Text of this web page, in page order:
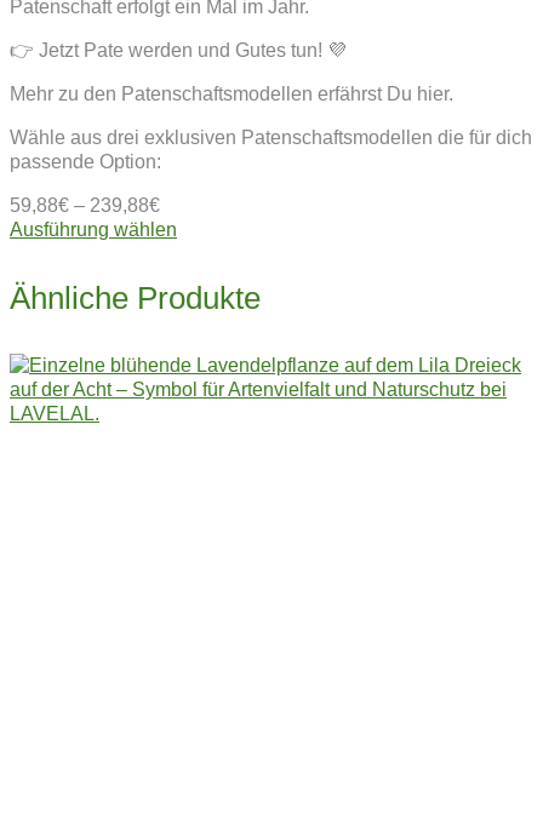
Patenschaft erfolgt ein Mal im Jahr.
👉 Jetzt Pate werden und Gutes tun! 💜
Mehr zu den Patenschaftsmodellen erfährst Du hier.
Wähle aus drei exklusiven Patenschaftsmodellen die für dich
passende Option:
59,88€ – 239,88€
Ausführung wählen
mehrere
Die
Optionen
Ähnliche Produkte